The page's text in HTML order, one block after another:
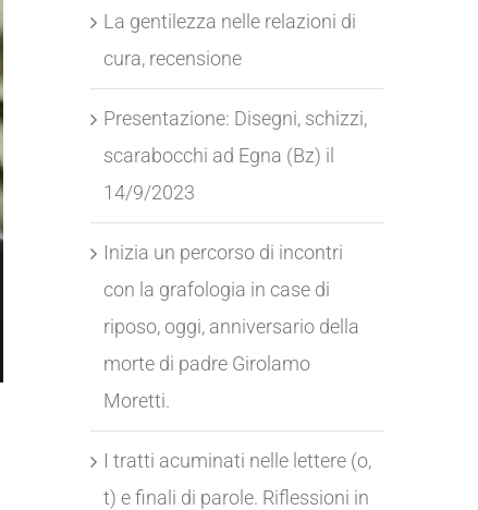
La gentilezza nelle relazioni di
cura, recensione
Presentazione: Disegni, schizzi,
scarabocchi ad Egna (Bz) il
14/9/2023
Inizia un percorso di incontri
con la grafologia in case di
riposo, oggi, anniversario della
morte di padre Girolamo
Moretti.
I tratti acuminati nelle lettere (o,
t) e finali di parole. Riflessioni in